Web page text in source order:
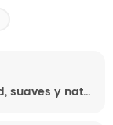
Pañales de bebé de alta calidad, suaves y naturales, a bajo precio, con pulpa de celulosa SAP para una alta absorción - Venta al por mayor directa de fábrica en China